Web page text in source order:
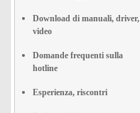
Download di manuali, driver,
video
Domande frequenti sulla
hotline
Esperienza, riscontri